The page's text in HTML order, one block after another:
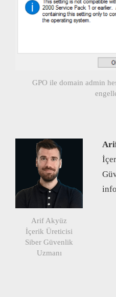
GPO ile domain admin
Arif Akyüz
İçerik Üreticisi
Siber Güvenlik
Uzmanı